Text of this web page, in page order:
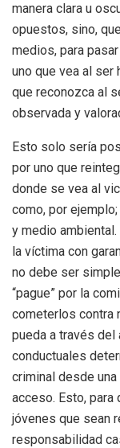
manera clara u
opuestos, sino,
medios, para
uno que vea al ser
que reconozca al
observada y
Esto solo sería
por uno que
donde se vea al
como, por
y medio
la víctima con
no debe ser
“pague” por la
cometerlos contra
pueda a través
conductuales
criminal desde
acceso. Esto,
jóvenes que sean
responsabilidad